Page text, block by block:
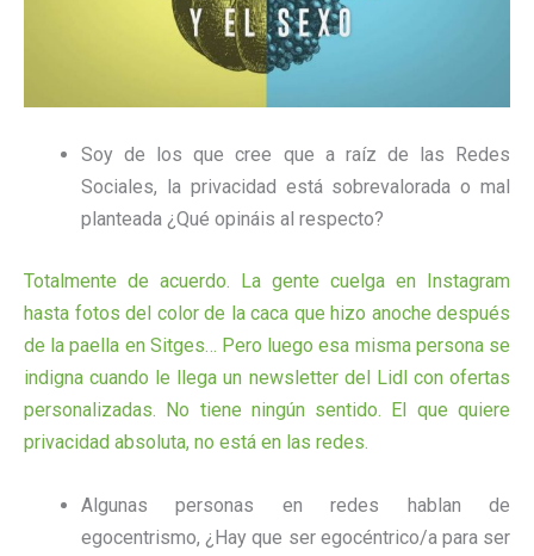
Soy de los que cree que a raíz de las Redes
Sociales, la privacidad está sobrevalorada o mal
planteada ¿Qué opináis al respecto?
Totalmente de acuerdo. La gente cuelga en Instagram
hasta fotos del color de la caca que hizo anoche después
de la paella en Sitges… Pero luego esa misma persona se
indigna cuando le llega un newsletter del Lidl con ofertas
personalizadas. No tiene ningún sentido. El que quiere
privacidad absoluta, no está en las redes.
Algunas personas en redes hablan de
egocentrismo, ¿Hay que ser egocéntrico/a para ser